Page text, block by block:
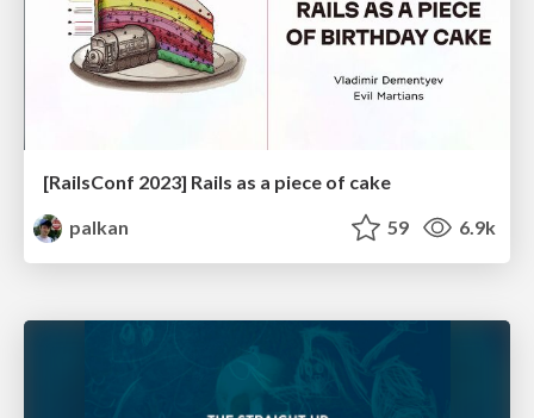
[RailsConf 2023] Rails as a piece of cake
palkan
59 6.9k